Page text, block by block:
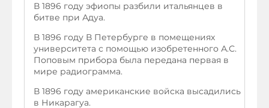
В 1896 году эфиопы разбили итальянцев в
битве при Адуа.
В 1896 году В Петербурге в помещениях
университета с помощью изобретенного А.С.
Поповым прибора была передана первая в
мире радиограмма.
В 1896 году американские войска высадились
в Никарагуа.